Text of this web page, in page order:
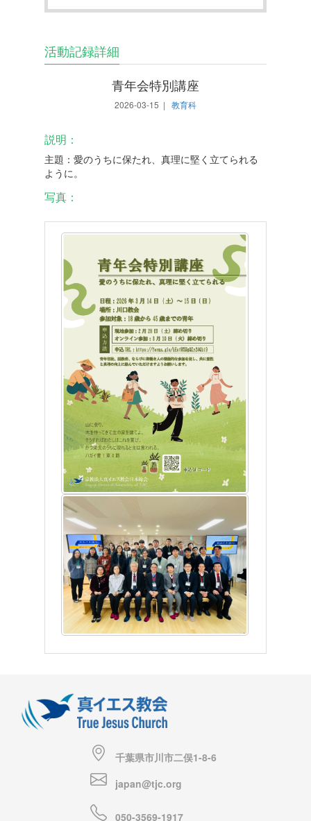
活動記録詳細
青年会特別講座
2026-03-15 | 教育科
説明：
主題：愛のうちに保たれ、真理に堅く立てられる
ように。
写真：
千葉県市川市二俣1-8-6
japan@tjc.org
050-3569-1917